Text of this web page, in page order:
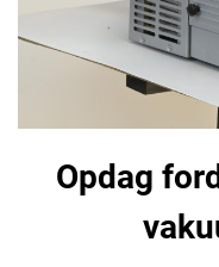
Opdag